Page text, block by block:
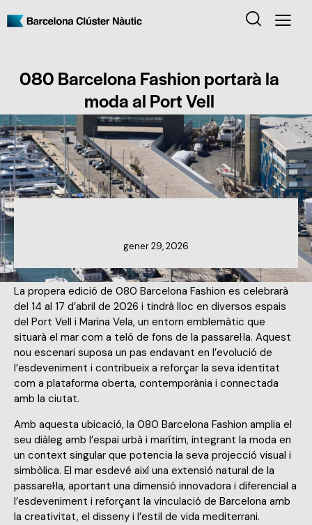
080 Barcelona Fashion portarà la
moda al Port Vell
gener 29, 2026
La propera edició de 080 Barcelona Fashion es celebrarà
del 14 al 17 d’abril de 2026 i tindrà lloc en diversos espais
del Port Vell i Marina Vela, un entorn emblemàtic que
situarà el mar com a teló de fons de la passarel·la. Aquest
nou escenari suposa un pas endavant en l’evolució de
l’esdeveniment i contribueix a reforçar la seva identitat
com a plataforma oberta, contemporània i connectada
amb la ciutat.
Amb aquesta ubicació, la 080 Barcelona Fashion amplia el
seu diàleg amb l’espai urbà i marítim, integrant la moda en
un context singular que potencia la seva projecció visual i
simbòlica. El mar esdevé així una extensió natural de la
passarel·la, aportant una dimensió innovadora i diferencial a
l’esdeveniment i reforçant la vinculació de Barcelona amb
la creativitat, el disseny i l’estil de vida mediterrani.